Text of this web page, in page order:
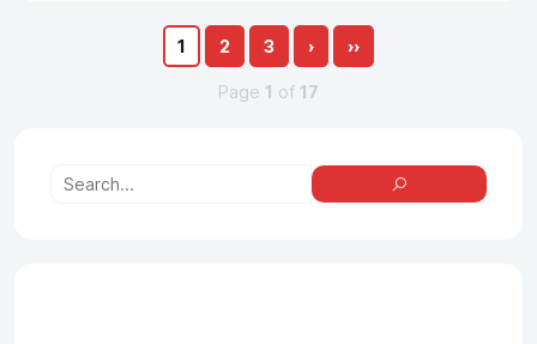
1 2 3 › ››
Page 1 of 17